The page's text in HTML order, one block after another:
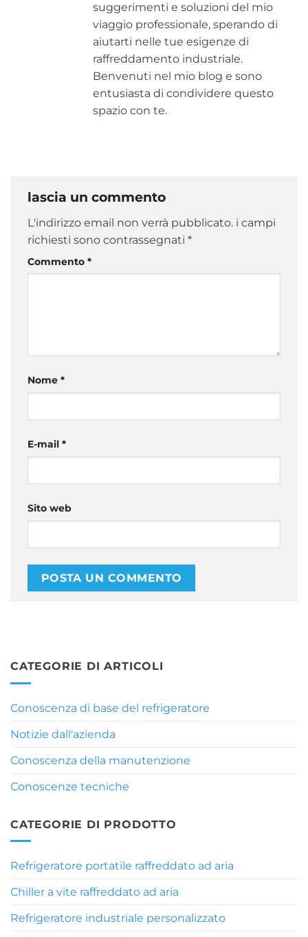
suggerimenti e soluzioni del mio
viaggio professionale, sperando di
aiutarti nelle tue esigenze di
raffreddamento industriale.
Benvenuti nel mio blog e sono
entusiasta di condividere questo
spazio con te.
lascia un commento
L'indirizzo email non verrà pubblicato. i campi
richiesti sono contrassegnati *
Commento *
Nome *
E-mail *
Sito web
CATEGORIE DI ARTICOLI
Conoscenza di base del refrigeratore
Notizie dall'azienda
Conoscenza della manutenzione
Conoscenze tecniche
CATEGORIE DI PRODOTTO
Refrigeratore portatile raffreddato ad aria
Chiller a vite raffreddato ad aria
Refrigeratore industriale personalizzato